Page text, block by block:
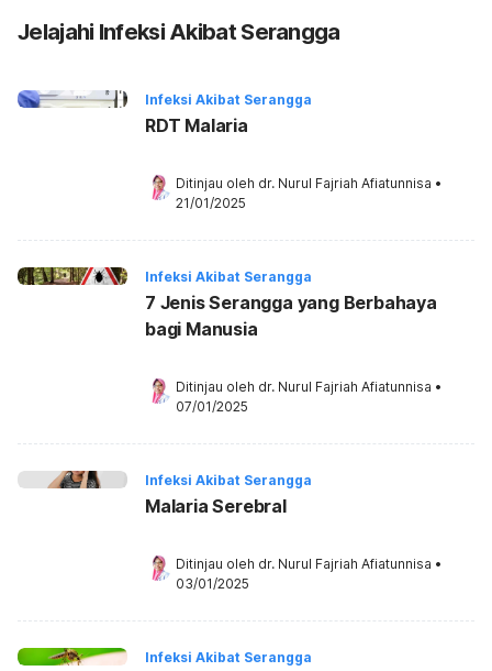
Jelajahi Infeksi Akibat Serangga
Infeksi Akibat Serangga
RDT Malaria
Ditinjau oleh dr. Nurul Fajriah Afiatunnisa •
21/01/2025
Infeksi Akibat Serangga
7 Jenis Serangga yang Berbahaya
bagi Manusia
Ditinjau oleh dr. Nurul Fajriah Afiatunnisa •
07/01/2025
Infeksi Akibat Serangga
Malaria Serebral
Ditinjau oleh dr. Nurul Fajriah Afiatunnisa •
03/01/2025
Infeksi Akibat Serangga